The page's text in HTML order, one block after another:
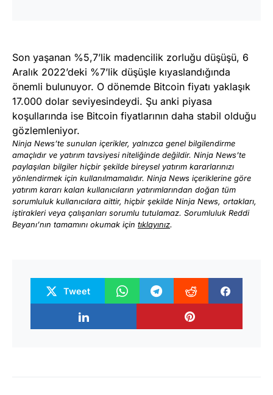
Son yaşanan %5,7’lik madencilik zorluğu düşüşü, 6
Aralık 2022’deki %7’lik düşüşle kıyaslandığında
önemli bulunuyor. O dönemde Bitcoin fiyatı yaklaşık
17.000 dolar seviyesindeydi. Şu anki piyasa
koşullarında ise Bitcoin fiyatlarının daha stabil olduğu
gözlemleniyor.
Ninja News’te sunulan içerikler, yalnızca genel bilgilendirme
amaçlıdır ve yatırım tavsiyesi niteliğinde değildir. Ninja News’te
paylaşılan bilgiler hiçbir şekilde bireysel yatırım kararlarınızı
yönlendirmek için kullanılmamalıdır. Ninja News içeriklerine göre
yatırım kararı kalan kullanıcıların yatırımlarından doğan tüm
sorumluluk kullanıcılara aittir, hiçbir şekilde Ninja News, ortakları,
iştirakleri veya çalışanları sorumlu tutulamaz. Sorumluluk Reddi
Beyanı’nın tamamını okumak için tıklayınız.
Tweet